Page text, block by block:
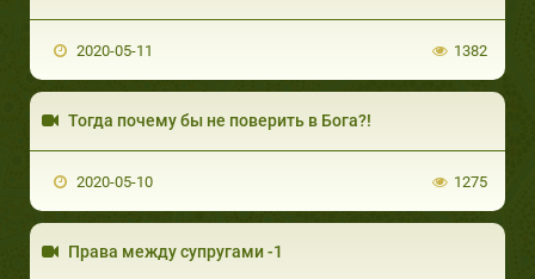
2020-05-11 1382
Тогда почему бы не поверить в Бога?!
2020-05-10 1275
Права между супругами -1